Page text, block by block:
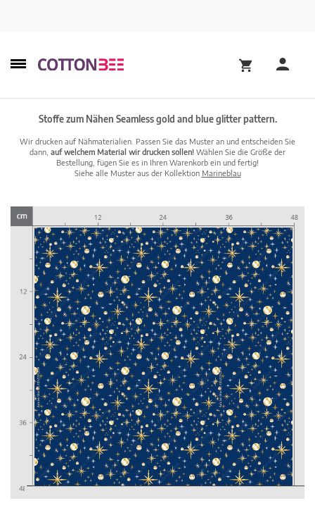
Stoffe zum Nähen Seamless gold and blue glitter pattern.
Wir drucken auf Nähmaterialien. Passen Sie das Muster an und entscheiden Sie
dann, auf welchem Material wir drucken sollen! Wählen Sie die Größe der
Bestellung, fügen Sie es in Ihren Warenkorb ein und fertig!
Siehe alle Muster aus der Kollektion Marineblau